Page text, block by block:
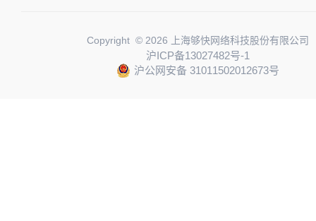
Copyright © 2026 上海够快网络科技股份有限公司
沪ICP备13027482号-1
沪公网安备 31011502012673号